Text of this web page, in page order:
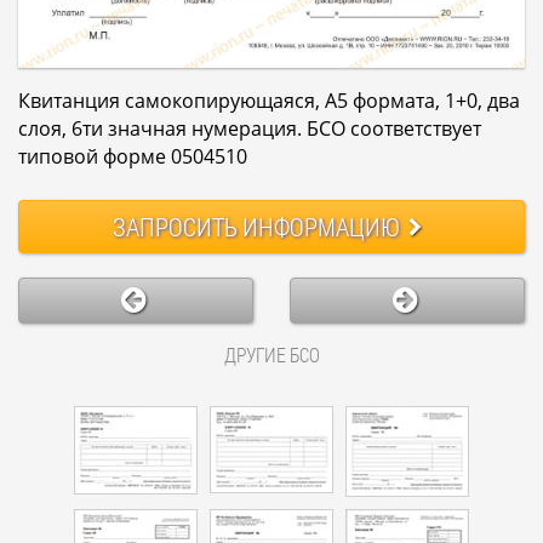
Квитанция самокопирующаяся, А5 формата, 1+0, два
слоя, 6ти значная нумерация. БСО соответствует
типовой форме 0504510
ЗАПРОСИТЬИНФОРМАЦИЮ
ДРУГИЕ БСО